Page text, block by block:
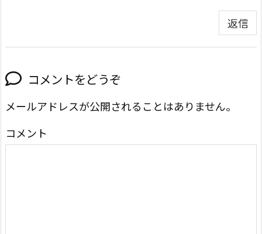
返信
コメントをどうぞ
メールアドレスが公開されることはありません。
コメント